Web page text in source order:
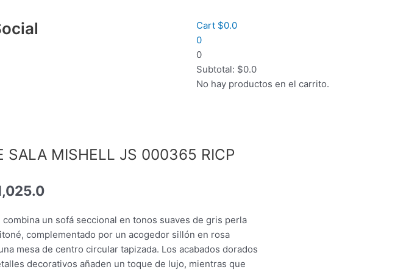
Cart $0.0
0
0
Subtotal: $0.0
No hay productos en el carrito.
SALA MISHELL JS 000365 RICP
El
actual
es:
$1,025.0.
un sofá seccional en tonos suaves de gris perla
complementado por un acogedor sillón en rosa
mesa de centro circular tapizada. Los acabados dorados
decorativos añaden un toque de lujo, mientras que